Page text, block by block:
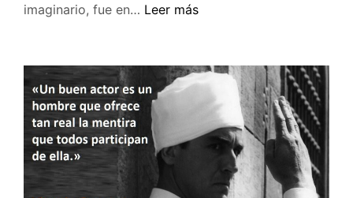
imaginario, fue en… 350
París
de
Jean-
Baptiste
Poquelin,
más
conocido
Leer más